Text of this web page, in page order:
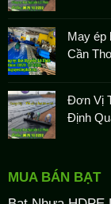
May ép
Cần
Đơn Vị
Định
MUA BÁN BẠT